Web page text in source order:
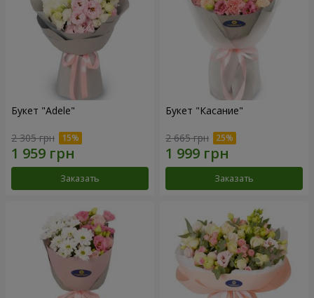
Букет "Adele"
2 305 грн
Заказать
Букет "Касание"
2 665 грн
Заказать